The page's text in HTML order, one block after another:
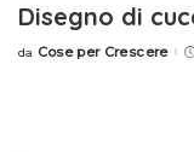
Disegno di
Posted
da Cose per Crescere